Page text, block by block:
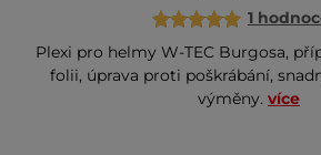
1
Plexi pro helmy W-TEC Burgosa,
folii, úprava proti poškrábání,
výměny. více